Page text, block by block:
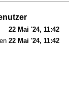
22 Mai '24, 11:42
22 Mai '24, 11:42